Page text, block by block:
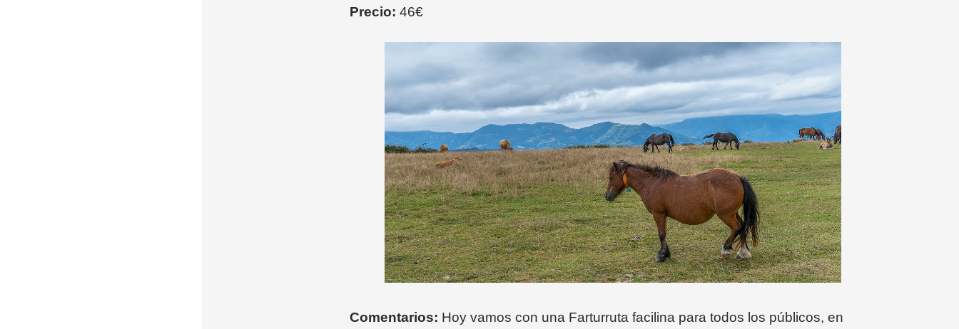
Precio: 46€
Comentarios: Hoy vamos con una Farturruta facilina para todos los públicos, en